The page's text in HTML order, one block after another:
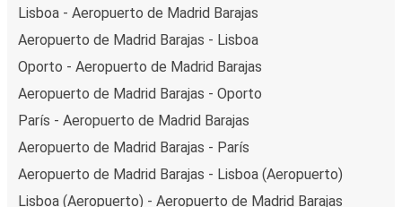
Lisboa - Aeropuerto de Madrid Barajas
Aeropuerto de Madrid Barajas - Lisboa
Oporto - Aeropuerto de Madrid Barajas
Aeropuerto de Madrid Barajas - Oporto
París - Aeropuerto de Madrid Barajas
Aeropuerto de Madrid Barajas - París
Aeropuerto de Madrid Barajas - Lisboa (Aeropuerto)
Lisboa (Aeropuerto) - Aeropuerto de Madrid Barajas